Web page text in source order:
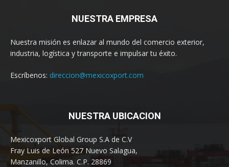
NUESTRA EMPRESA
Nuestra misión es enlazar al mundo del comercio exterior,
industria, logística y transporte e impulsar tu éxito.
Escríbenos: direccion@mexicoxport.com
NUESTRA UBICACION
Mexicoxport Global Group S.A de C.V
Fray Luis de León 527 Nuevo Salagua,
Manzanillo, Colima. C.P. 28869